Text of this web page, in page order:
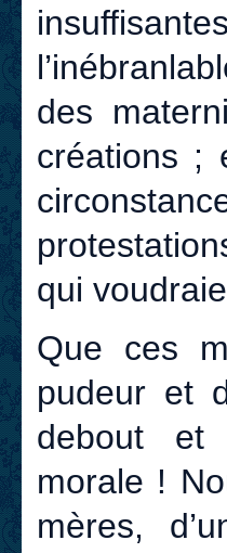
des
créations ;
qui
Que ces
pudeur et
debout
morale !
mères,